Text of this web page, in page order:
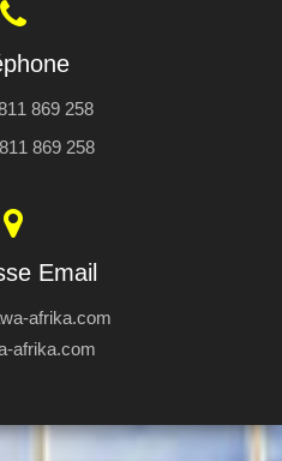
869 258
869 258
Email
afrika.com
afrika.com